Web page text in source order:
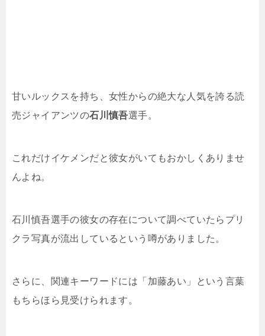
甘いルックスを持ち、女性からの絶大な人気を誇る読
売ジャイアンツの石川慎吾選手。
これだけイケメンだと彼女がいてもおかしくありませ
んよね。
石川慎吾選手の彼女の存在について調べていたらプリ
クラ写真が流出しているという噂がありました。
さらに、関連キーワードには「加藤あい」という言葉
もちらほら見受けられます。